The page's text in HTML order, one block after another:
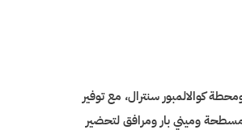
كوالالمبور سنترال، مع توفير
وميني بار ومرافق لتحضير